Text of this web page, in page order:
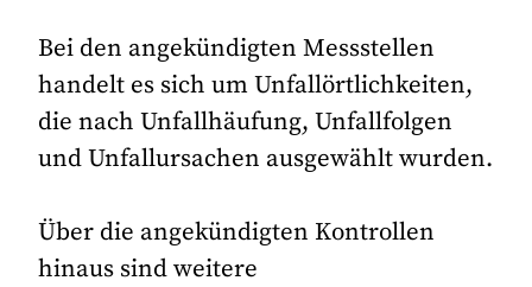
Bei den angekündigten Messstellen
handelt es sich um Unfallörtlichkeiten,
die nach Unfallhäufung, Unfallfolgen
und Unfallursachen ausgewählt wurden.
Über die angekündigten Kontrollen
hinaus sind weitere